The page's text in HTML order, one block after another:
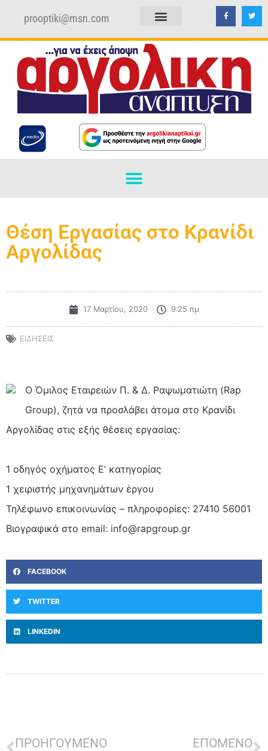
prooptiki@msn.com
Θέση Εργασίας στο Κρανίδι
Αργολίδας
17 Μαρτίου, 2020 9:25 πμ
ΕΙΔΗΣΕΙΣ
Ο Όμιλος Εταιρειών Π. & Δ. Ραψωματιώτη (Rap
Group), ζητά να προσλάβει άτομα στο Κρανίδι
Αργολίδας στις εξής θέσεις εργασίας:
1 οδηγός οχήματος Ε’ κατηγορίας
1 χειριστής μηχανημάτων έργου
Τηλέφωνο επικοινωνίας – πληροφορίες: 27410 56001
Βιογραφικά στο email: info@rapgroup.gr
FACEBOOK
TWITTER
LINKEDIN
ΠΡΟΗΓΟΥΜΕΝΟ ΕΠΟΜΕΝΟ